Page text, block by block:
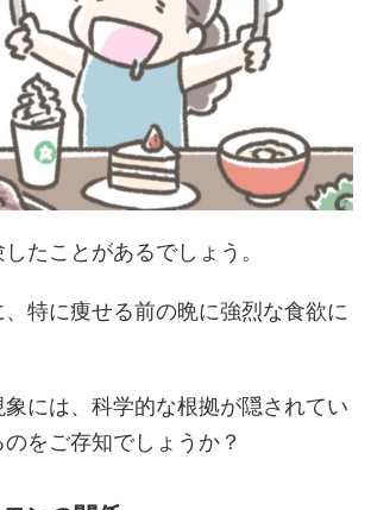
たことがあるでしょう。
特に痩せる前の晩に強烈な食欲に
象には、科学的な根拠が隠されてい
をご存知でしょうか？